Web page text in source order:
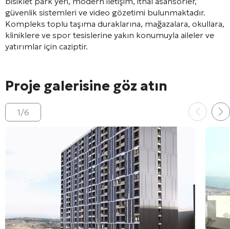
güvenlik sistemleri ve video gözetimi bulunmaktadır.
Kompleks toplu taşıma duraklarına, mağazalara, okullara,
kliniklere ve spor tesislerine yakın konumuyla aileler ve
yatırımlar için caziptir.
Proje galerisine göz atın
1/6